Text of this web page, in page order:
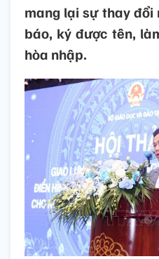
mang lại sự thay
báo, ký được tên,
hòa nhập.